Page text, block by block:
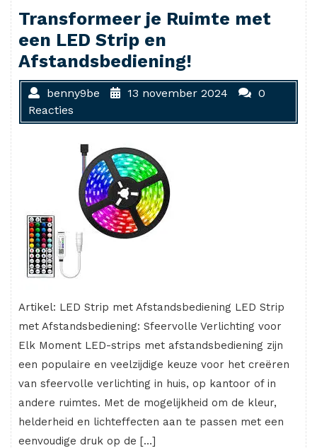
Transformeer je Ruimte met
een LED Strip en
Afstandsbediening!
benny9be 13 november 2024
0
Reacties
Artikel: LED Strip met Afstandsbediening LED Strip
met Afstandsbediening: Sfeervolle Verlichting voor
Elk Moment LED-strips met afstandsbediening zijn
een populaire en veelzijdige keuze voor het creëren
van sfeervolle verlichting in huis, op kantoor of in
andere ruimtes. Met de mogelijkheid om de kleur,
helderheid en lichteffecten aan te passen met een
eenvoudige druk op de […]